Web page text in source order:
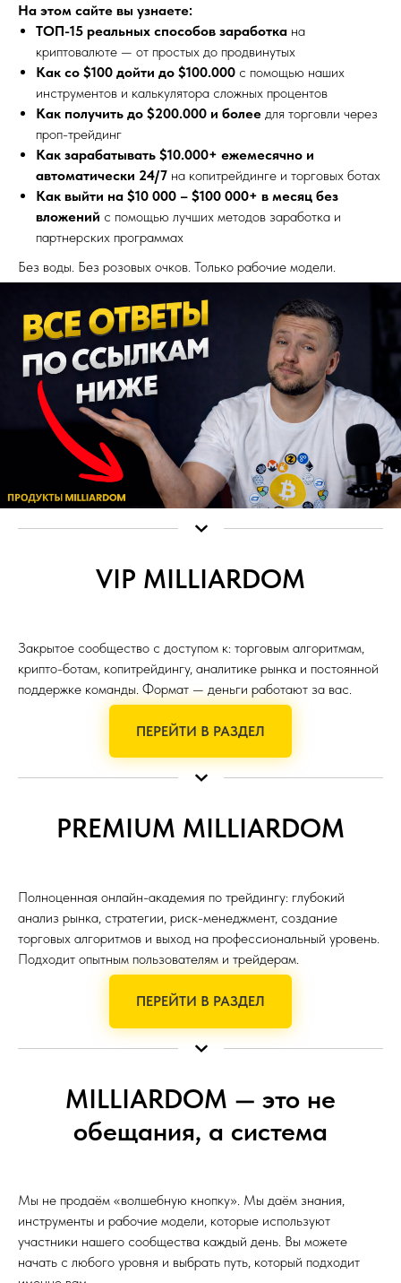
На этом сайте вы узнаете:
ТОП-15 реальных способов заработка на
криптовалюте — от простых до продвинутых
Как со $100 дойти до $100.000 с помощью наших
инструментов и калькулятора сложных процентов
Как получить до $200.000 и более для торговли через
проп-трейдинг
Как зарабатывать $10.000+ ежемесячно и
автоматически 24/7 на копитрейдинге и торговых ботах
Как выйти на $10 000 – $100 000+ в месяц без
вложений с помощью лучших методов заработка и
партнерских программах
Без воды. Без розовых очков. Только рабочие модели.
VIP MILLIARDOM
Закрытое сообщество с доступом к: торговым алгоритмам,
крипто-ботам, копитрейдингу, аналитике рынка и постоянной
поддержке команды. Формат — деньги работают за вас.
ПЕРЕЙТИ В РАЗДЕЛ
PREMIUM MILLIARDOM
Полноценная онлайн-академия по трейдингу: глубокий
анализ рынка, стратегии, риск-менеджмент, создание
торговых алгоритмов и выход на профессиональный уровень.
Подходит опытным пользователям и трейдерам.
ПЕРЕЙТИ В РАЗДЕЛ
MILLIARDOM — это не
обещания, а система
Мы не продаём «волшебную кнопку». Мы даём знания,
инструменты и рабочие модели, которые используют
участники нашего сообщества каждый день. Вы можете
начать с любого уровня и выбрать путь, который подходит